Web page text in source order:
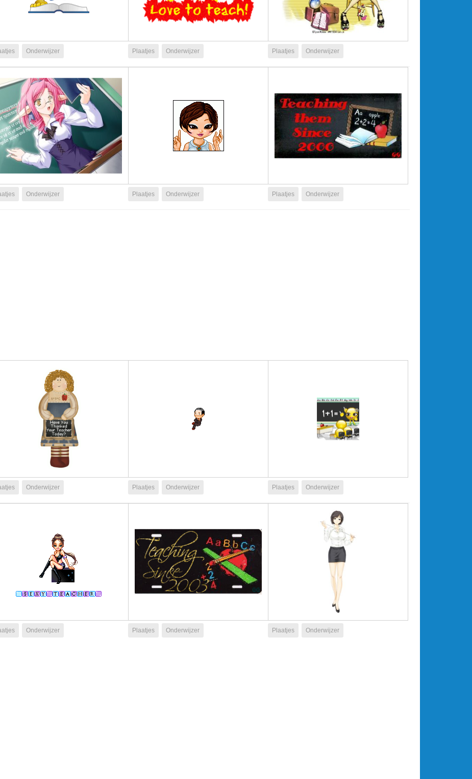
Onderwijzer Plaatjes Onderwijzer Plaatjes Onderwijzer
Onderwijzer Plaatjes Onderwijzer Plaatjes Onderwijzer
Onderwijzer Plaatjes Onderwijzer Plaatjes Onderwijzer
Onderwijzer Plaatjes Onderwijzer Plaatjes Onderwijzer